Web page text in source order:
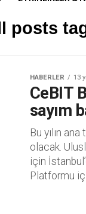
posts
HABERLER 13
CeBIT
sayım
Bu yılın
olacak.
için
Platformu